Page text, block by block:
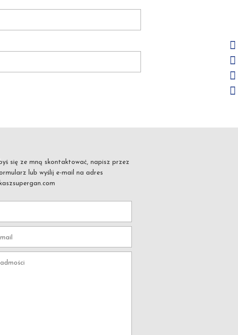
się ze mną skontaktować, napisz przez
lub wyślij e-mail na adres